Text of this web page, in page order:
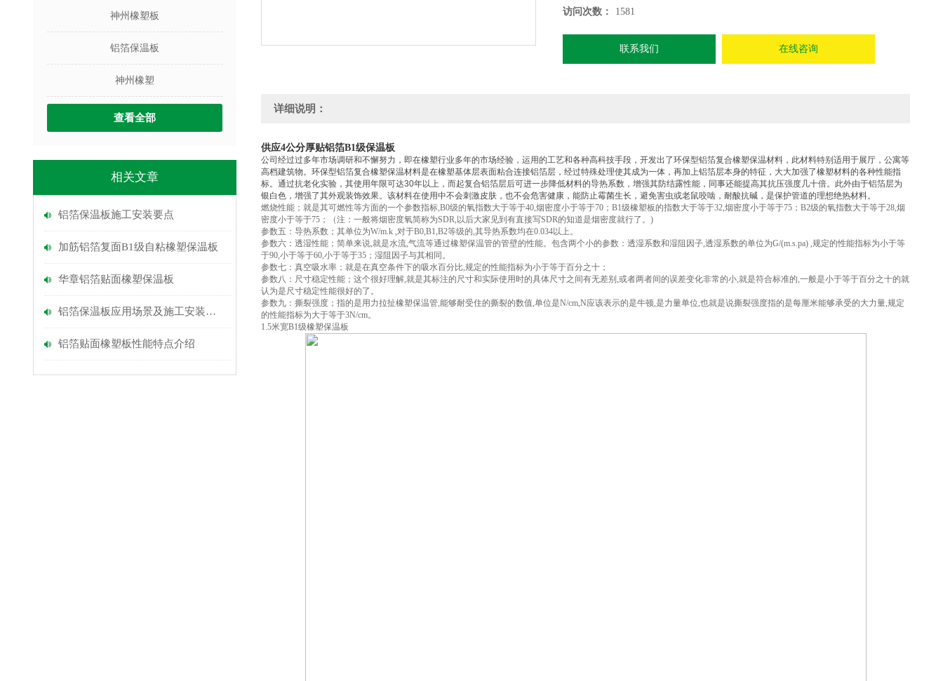
神州橡塑板
铝箔保温板
神州橡塑
查看全部
相关文章
铝箔保温板施工安装要点
加筋铝箔复面B1级自粘橡塑保温板
华章铝箔贴面橡塑保温板
铝箔保温板应用场景及施工安装要点
铝箔贴面橡塑板性能特点介绍
访问次数：
1581
联系我们 在线咨询
详细说明：
供应4公分厚贴铝箔B1级保温板
公司经过过多年市场调研和不懈努力，即在橡塑行业多年的市场经验，运用的工艺和各种高科技手段，开发出了环保型铝箔复合橡塑保温材料，此材料特别适用于展厅，公寓等
高档建筑物。环保型铝箔复合橡塑保温材料是在橡塑基体层表面粘合连接铝箔层，经过特殊处理使其成为一体，再加上铝箔层本身的特征，大大加强了橡塑材料的各种性能指
标。通过抗老化实验，其使用年限可达30年以上，而起复合铝箔层后可进一步降低材料的导热系数，增强其防结露性能，同事还能提高其抗压强度几十倍。此外由于铝箔层为
银白色，增强了其外观装饰效果。该材料在使用中不会刺激皮肤，也不会危害健康，能防止霉菌生长，避免害虫或老鼠咬啮，耐酸抗碱，是保护管道的理想绝热材料。
燃烧性能；就是其可燃性等方面的一个参数指标,B0级的氧指数大于等于40,烟密度小于等于70；B1级橡塑板的指数大于等于32,烟密度小于等于75；B2级的氧指数大于等于28,烟
密度小于等于75；（注：一般将烟密度氧简称为SDR,以后大家见到有直接写SDR的知道是烟密度就行了。)
参数五：导热系数；其单位为W/m.k ,对于B0,B1,B2等级的,其导热系数均在0.034以上。
参数六：透湿性能；简单来说,就是水流,气流等通过橡塑保温管的管壁的性能。包含两个小的参数：透湿系数和湿阻因子,透湿系数的单位为G/(m.s.pa) ,规定的性能指标为小于等
于90,小于等于60,小于等于35；湿阻因子与其相同。
参数七：真空吸水率；就是在真空条件下的吸水百分比,规定的性能指标为小于等于百分之十；
参数八：尺寸稳定性能；这个很好理解,就是其标注的尺寸和实际使用时的具体尺寸之间有无差别,或者两者间的误差变化非常的小,就是符合标准的,一般是小于等于百分之十的就
认为是尺寸稳定性能很好的了。
参数九：撕裂强度；指的是用力拉扯橡塑保温管,能够耐受住的撕裂的数值,单位是N/cm,N应该表示的是牛顿,是力量单位,也就是说撕裂强度指的是每厘米能够承受的大力量,规定
的性能指标为大于等于3N/cm。
1.5米宽B1级橡塑保温板